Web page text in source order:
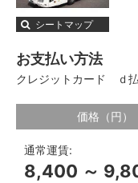
シートマップ
お支払い方法
クレジットカード ｄ
価格（円）
通常運賃:
8,400 ～